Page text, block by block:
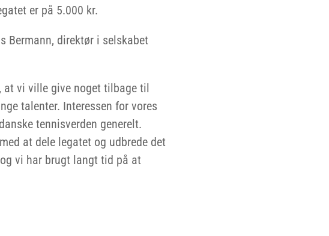
er på 5.000 kr.
Bermann, direktør i selskabet
at vi ville give noget tilbage til
talenter. Interessen for vores
tennisverden generelt.
at dele legatet og udbrede det
vi har brugt langt tid på at